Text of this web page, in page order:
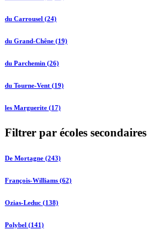
du Carrousel (24)
du Grand-Chêne (19)
du Parchemin (26)
du Tourne-Vent (19)
les Marguerite (17)
Filtrer par écoles secondaires
De Mortagne (243)
François-Williams (62)
Ozias-Leduc (138)
Polybel (141)